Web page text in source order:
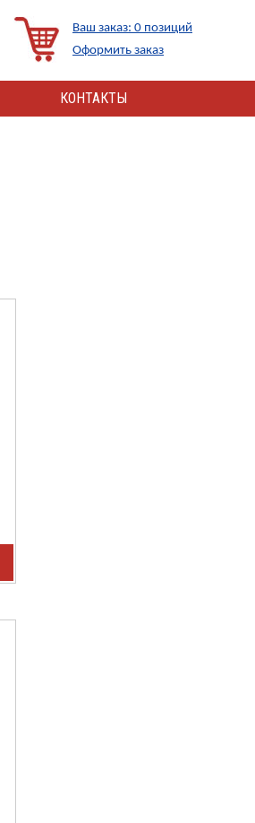
Ваш заказ: 0 позиций
Оформить заказ
КОНТАКТЫ